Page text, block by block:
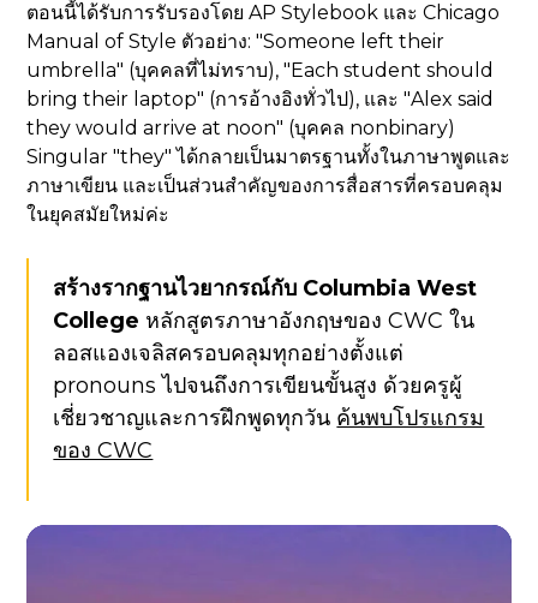
ตอนนี้ได้รับการรับรองโดย AP Stylebook และ Chicago
Manual of Style ตัวอย่าง: "Someone left their
umbrella" (บุคคลที่ไม่ทราบ), "Each student should
bring their laptop" (การอ้างอิงทั่วไป), และ "Alex said
they would arrive at noon" (บุคคล nonbinary)
Singular "they" ได้กลายเป็นมาตรฐานทั้งในภาษาพูดและ
ภาษาเขียน และเป็นส่วนสำคัญของการสื่อสารที่ครอบคลุม
ในยุคสมัยใหม่ค่ะ
สร้างรากฐานไวยากรณ์กับ Columbia West
College หลักสูตรภาษาอังกฤษของ CWC ใน
ลอสแองเจลิสครอบคลุมทุกอย่างตั้งแต่
pronouns ไปจนถึงการเขียนขั้นสูง ด้วยครูผู้
เชี่ยวชาญและการฝึกพูดทุกวัน ค้นพบโปรแกรม
ของ CWC